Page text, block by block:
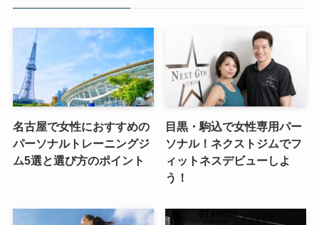
名古屋で女性におすすめの
パーソナルトレーニングジ
ム5選と選び方のポイント
目黒・駒込で女性専用パー
ソナル！ネクストジムでフ
ィットネスデビューしよ
う！